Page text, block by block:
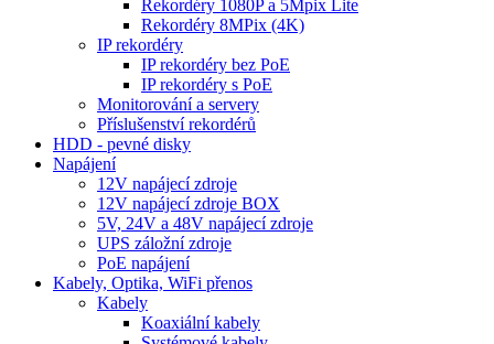
Rekordéry 1080P a 5Mpix Lite
Rekordéry 8MPix (4K)
IP rekordéry
IP rekordéry bez PoE
IP rekordéry s PoE
Monitorování a servery
Příslušenství rekordérů
HDD - pevné disky
Napájení
12V napájecí zdroje
12V napájecí zdroje BOX
5V, 24V a 48V napájecí zdroje
UPS záložní zdroje
PoE napájení
Kabely, Optika, WiFi přenos
Kabely
Koaxiální kabely